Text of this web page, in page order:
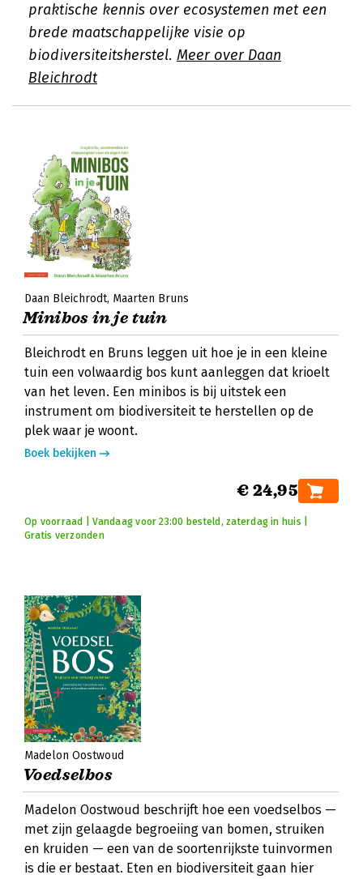
praktische kennis over ecosystemen met een
brede maatschappelijke visie op
biodiversiteitsherstel. Meer over Daan
Bleichrodt
Daan Bleichrodt Maarten Bruns
Minibos in je tuin
Bleichrodt en Bruns leggen uit hoe je in een kleine
tuin een volwaardig bos kunt aanleggen dat krioelt
van het leven. Een minibos is bij uitstek een
instrument om biodiversiteit te herstellen op de
plek waar je woont.
Boek bekijken
€ 24,95
Op voorraad | Vandaag voor 23:00 besteld, zaterdag in huis |
Gratis verzonden
Madelon Oostwoud
Voedselbos
Madelon Oostwoud beschrijft hoe een voedselbos —
met zijn gelaagde begroeiing van bomen, struiken
en kruiden — een van de soortenrijkste tuinvormen
is die er bestaat. Eten en biodiversiteit gaan hier